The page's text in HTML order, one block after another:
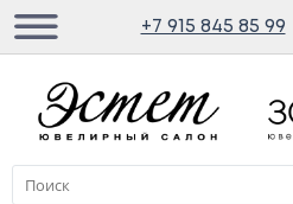
+7 915 845 85 99